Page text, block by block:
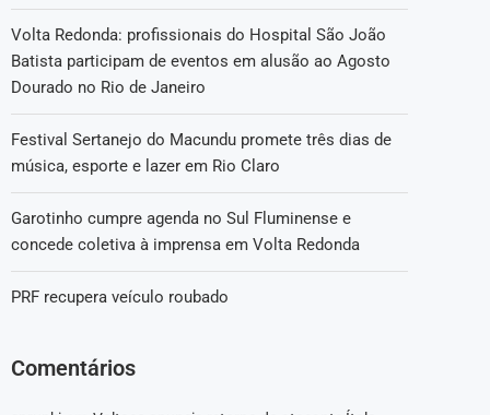
Volta Redonda: profissionais do Hospital São João
Batista participam de eventos em alusão ao Agosto
Dourado no Rio de Janeiro
Festival Sertanejo do Macundu promete três dias de
música, esporte e lazer em Rio Claro
Garotinho cumpre agenda no Sul Fluminense e
concede coletiva à imprensa em Volta Redonda
PRF recupera veículo roubado
Comentários